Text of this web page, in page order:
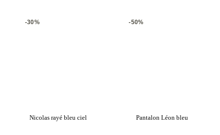
-30%
Nicolas rayé bleu ciel
-50%
Pantalon Léon bleu